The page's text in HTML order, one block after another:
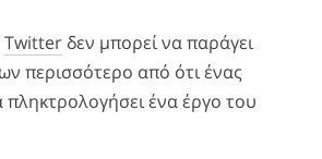
Twitter δεν μπορεί να παράγει
περισσότερο από ότι ένας
πληκτρολογήσει ένα έργο του